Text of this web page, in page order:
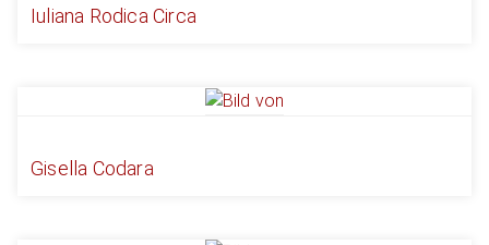
Iuliana Rodica Circa
Gisella Codara